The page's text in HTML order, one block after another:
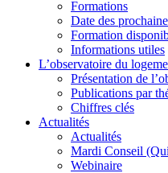
Formations
Date des
Formation
Informations utiles
L’observatoire du
Présentation de
Publications par
Chiffres clés
Actualités
Actualités
Mardi Conseil
Webinaire